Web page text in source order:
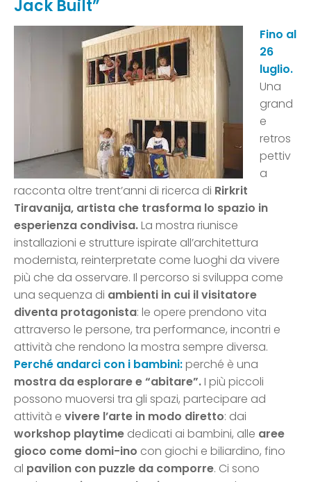
Jack Built”
Fino al
26
luglio.
Una
grand
e
retros
pettiv
a
racconta oltre trent’anni di ricerca di Rirkrit
Tiravanija, artista che trasforma lo spazio in
esperienza condivisa.La mostra riunisce
installazioni e strutture ispirate all’architettura
modernista, reinterpretate come luoghi da vivere
più che da osservare. Il percorso si sviluppa come
una sequenza di ambienti in cui il visitatore
diventa protagonista: le opere prendono vita
attraverso le persone, tra performance, incontri e
attività che rendono la mostra sempre diversa.
Perché andarci con i bambini:perché è una
mostra da esplorare e “abitare”.I più piccoli
possono muoversi tra gli spazi, partecipare ad
attività e vivere l’arte in modo diretto: dai
workshop playtime dedicati ai bambini, alle aree
gioco come domi-ino con giochi e biliardino, fino
al pavilion con puzzle da comporre. Ci sono